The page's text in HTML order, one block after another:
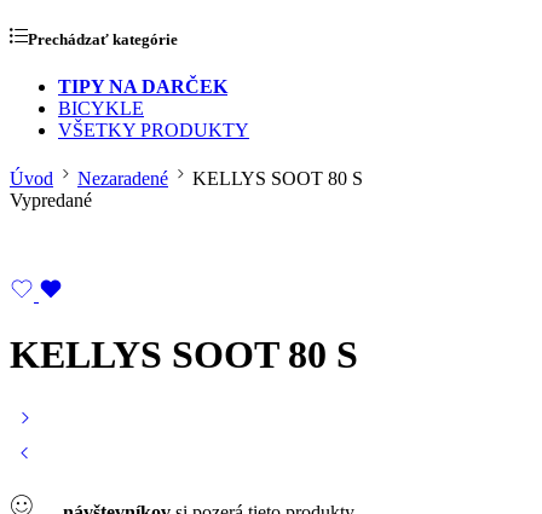
Prechádzať kategórie
TIPY NA DARČEK
BICYKLE
VŠETKY PRODUKTY
Úvod Nezaradené
KELLYS SOOT 80 S
Vypredané
KELLYS SOOT 80 S